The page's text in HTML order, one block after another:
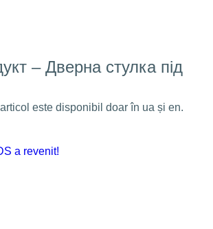
– Дверна стулка під
este disponibil doar în ua și en.